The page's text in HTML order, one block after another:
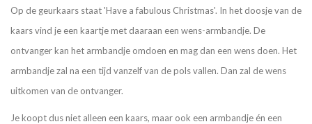
Op de geurkaars staat 'Have a fabulous Christmas'. In het doosje van de
kaars vind je een kaartje met daaraan een wens-armbandje. De
ontvanger kan het armbandje omdoen en mag dan een wens doen. Het
armbandje zal na een tijd vanzelf van de pols vallen. Dan zal de wens
uitkomen van de ontvanger.
Je koopt dus niet alleen een kaars, maar ook een armbandje én een